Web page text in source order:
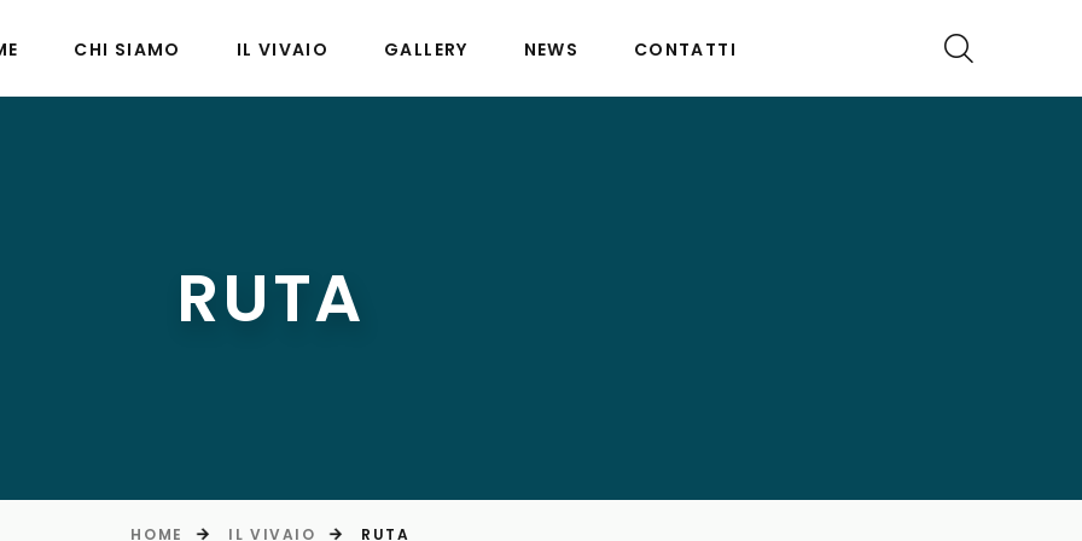
CHI SIAMO IL VIVAIO GALLERY NEWS CONTATTI
RUTA
HOME IL VIVAIO RUTA